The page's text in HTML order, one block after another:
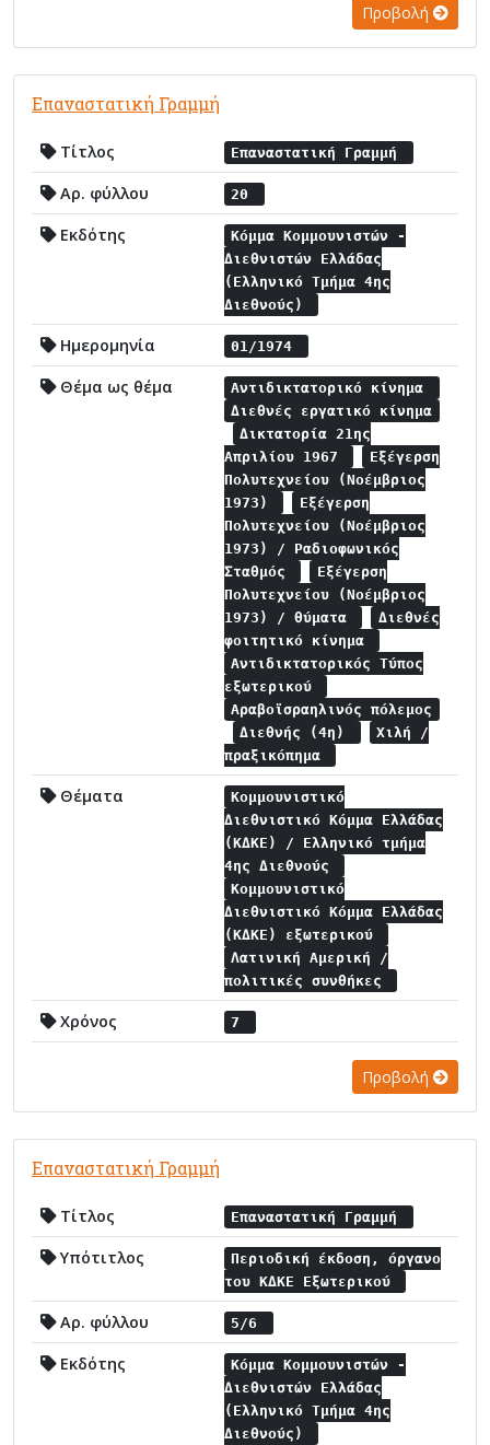
Προβολή
Επαναστατική Γραμμή
Τίτλος Επαναστατική Γραμμή
Αρ. φύλλου 20
Εκδότης
Κόμμα Κομμουνιστών -
Διεθνιστών Ελλάδας
(Ελληνικό Τμήμα 4ης
Διεθνούς)
Ημερομηνία 01/1974
Θέμα ως θέμα
Αντιδικτατορικό κίνημα
Διεθνές εργατικό κίνημα
Δικτατορία 21ης
Απριλίου 1967
Εξέγερση
Πολυτεχνείου (Νοέμβριος
1973)
Εξέγερση
Πολυτεχνείου (Νοέμβριος
1973) / Ραδιοφωνικός
Σταθμός
Εξέγερση
Πολυτεχνείου (Νοέμβριος
1973) / θύματα
Διεθνές
φοιτητικό κίνημα
Αντιδικτατορικός Τύπος
εξωτερικού
Αραβοϊσραηλινός πόλεμος
Διεθνής (4η)
Χιλή /
πραξικόπημα
Θέματα
Κομμουνιστικό
Διεθνιστικό Κόμμα Ελλάδας
(ΚΔΚΕ) / Ελληνικό τμήμα
4ης Διεθνούς
Κομμουνιστικό
Διεθνιστικό Κόμμα Ελλάδας
(ΚΔΚΕ) εξωτερικού
Λατινική Αμερική /
πολιτικές συνθήκες
Χρόνος 7
Προβολή
Επαναστατική Γραμμή
Τίτλος Επαναστατική Γραμμή
Υπότιτλος
Περιοδική έκδοση, όργανο
του ΚΔΚΕ Εξωτερικού
Αρ. φύλλου 5/6
Εκδότης
Κόμμα Κομμουνιστών -
Διεθνιστών Ελλάδας
(Ελληνικό Τμήμα 4ης
Διεθνούς)